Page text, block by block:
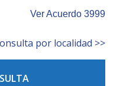
Ver Acuerdo 3999
por localidad >>